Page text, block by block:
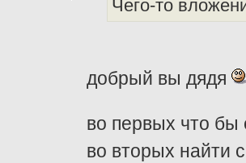
Чего-то
добрый вы дядя
во первых что бы
во вторых найти